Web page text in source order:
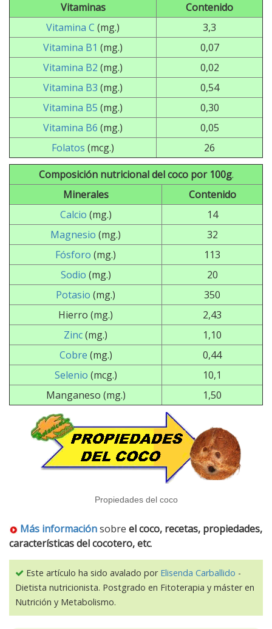
Vitaminas
Contenido
Vitamina C (mg.)
3,3
Vitamina B1 (mg.)
0,07
Vitamina B2 (mg.)
0,02
Vitamina B3 (mg.)
0,54
Vitamina B5 (mg.)
0,30
Vitamina B6 (mg.)
0,05
Folatos (mcg.)
26
Composición nutricional del coco por 100g.
Minerales
Contenido
Calcio (mg.)
14
Magnesio (mg.)
32
Fósforo (mg.)
113
Sodio (mg.)
20
Potasio (mg.)
350
Hierro (mg.)
2,43
Zinc(mg.)
1,10
Cobre (mg.)
0,44
Selenio (mcg.)
10,1
Manganeso (mg.)
1,50
Propiedades del coco
Más informaciónsobre el coco, recetas, propiedades,
características del cocotero, etc.
Este artículo ha sido avalado por Elisenda Carballido -
Dietista nutricionista. Postgrado en Fitoterapia y máster en
Nutrición y Metabolismo.